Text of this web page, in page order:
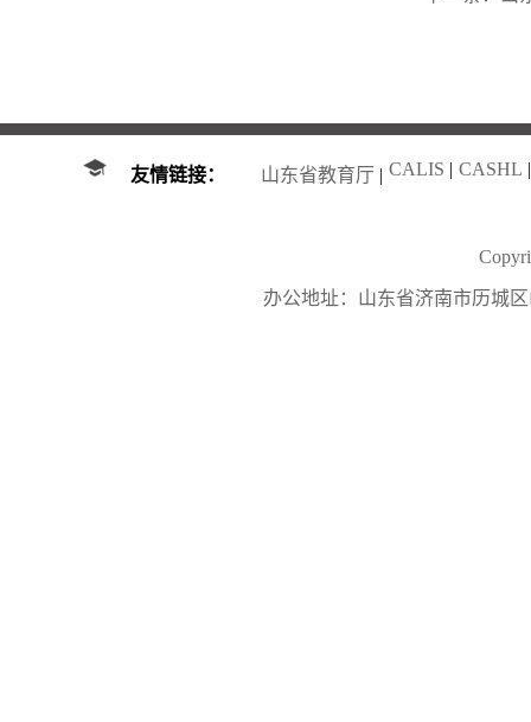
友情链接： 山东省教育厅 | CALIS | CASHL |
办公地址：山东省济南市历城区